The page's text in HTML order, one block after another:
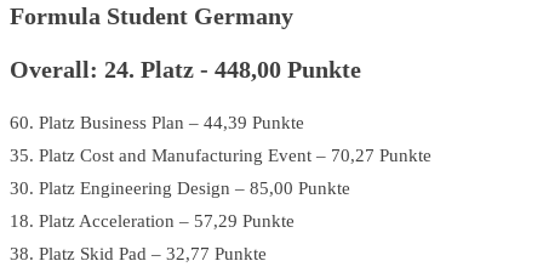
Formula Student Germany
Overall: 24. Platz - 448,00 Punkte
60. Platz Business Plan – 44,39 Punkte
35. Platz Cost and Manufacturing Event – 70,27 Punkte
30. Platz Engineering Design – 85,00 Punkte
18. Platz Acceleration – 57,29 Punkte
38. Platz Skid Pad – 32,77 Punkte